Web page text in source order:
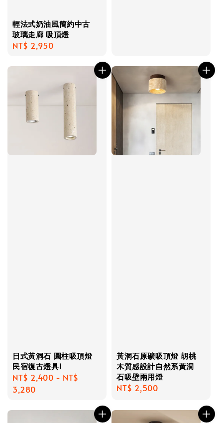
輕法式奶油風簡約中古
玻璃走廊 吸頂燈
Regular
NT$ 2,950
日式黃洞石 圓柱吸頂燈
民宿復古燈具I
Regular
price
NT$ 2,400 - NT$
3,280
黃洞石原礦吸頂燈 胡桃
木質感設計自然系黃洞
石吸壁兩用燈
Regular
NT$ 2,500